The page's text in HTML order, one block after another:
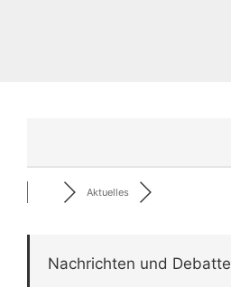
Aktuelles
Nachrichten und Debatte